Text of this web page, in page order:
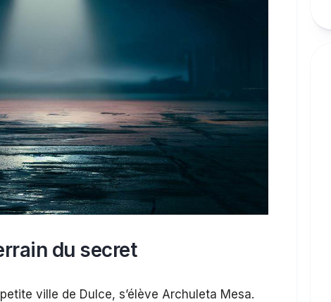
du secret
ville de Dulce, s’élève Archuleta Mesa.